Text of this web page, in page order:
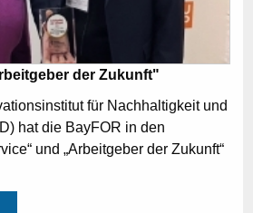
der Zukunft"
für Nachhaltigkeit und
hat die BayFOR in den
und „Arbeitgeber der Zukunft“